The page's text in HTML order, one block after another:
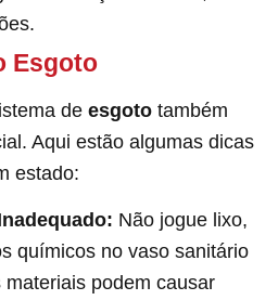
Esgoto
de esgoto também
Aqui estão algumas dicas
estado:
Não jogue lixo,
químicos no vaso sanitário
podem causar